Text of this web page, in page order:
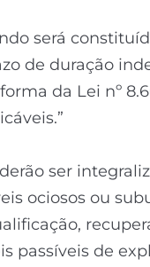
será
de duração
da Lei nº
ser
ociosos ou
passíveis de